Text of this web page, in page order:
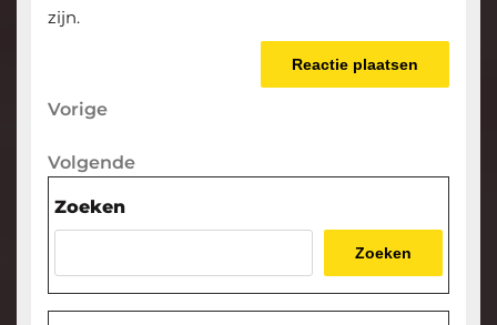
zijn.
Berichtnavigatie
Vorige
Vorige
Volgende
Volgende
Zoeken
Zoeken